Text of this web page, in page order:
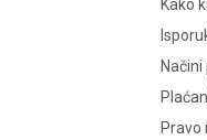
Kako
Pravo